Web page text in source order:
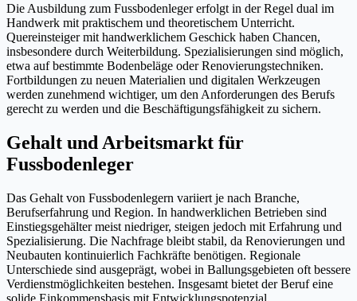
Die Ausbildung zum Fussbodenleger erfolgt in der Regel dual im
Handwerk mit praktischem und theoretischem Unterricht.
Quereinsteiger mit handwerklichem Geschick haben Chancen,
insbesondere durch Weiterbildung. Spezialisierungen sind möglich,
etwa auf bestimmte Bodenbeläge oder Renovierungstechniken.
Fortbildungen zu neuen Materialien und digitalen Werkzeugen
werden zunehmend wichtiger, um den Anforderungen des Berufs
gerecht zu werden und die Beschäftigungsfähigkeit zu sichern.
Gehalt und Arbeitsmarkt für
Fussbodenleger
Das Gehalt von Fussbodenlegern variiert je nach Branche,
Berufserfahrung und Region. In handwerklichen Betrieben sind
Einstiegsgehälter meist niedriger, steigen jedoch mit Erfahrung und
Spezialisierung. Die Nachfrage bleibt stabil, da Renovierungen und
Neubauten kontinuierlich Fachkräfte benötigen. Regionale
Unterschiede sind ausgeprägt, wobei in Ballungsgebieten oft bessere
Verdienstmöglichkeiten bestehen. Insgesamt bietet der Beruf eine
solide Einkommensbasis mit Entwicklungspotenzial.